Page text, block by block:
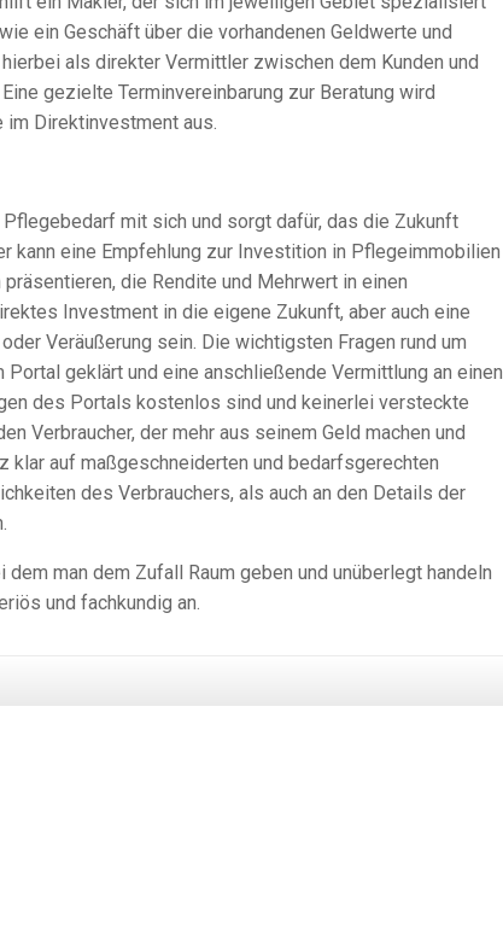
ein Geschäft über die vorhandenen Geldwerte und
als direkter Vermittler zwischen dem Kunden und
gezielte Terminvereinbarung zur Beratung wird
Direktinvestment aus.
mit sich und sorgt dafür, das die Zukunft
eine Empfehlung zur Investition in Pflegeimmobilien
die Rendite und Mehrwert in einen
Investment in die eigene Zukunft, aber auch eine
Veräußerung sein. Die wichtigsten Fragen rund um
geklärt und eine anschließende Vermittlung an einen
des Portals kostenlos sind und keinerlei versteckte
Verbraucher, der mehr aus seinem Geld machen und
auf maßgeschneiderten und bedarfsgerechten
des Verbrauchers, als auch an den Details der
man dem Zufall Raum geben und unüberlegt handeln
und fachkundig an.